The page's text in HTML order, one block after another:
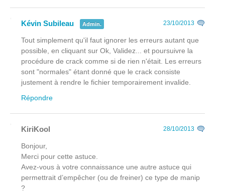
Kévin Subileau Admin. 23/10/2013
Tout simplement qu'il faut ignorer les erreurs autant que
possible, en cliquant sur Ok, Validez... et poursuivre la
procédure de crack comme si de rien n'était. Les erreurs
sont "normales" étant donné que le crack consiste
justement à rendre le fichier temporairement invalide.
Répondre
KiriKool 28/10/2013
Bonjour,
Merci pour cette astuce.
Avez-vous à votre connaissance une autre astuce qui
permettrait d’empêcher (ou de freiner) ce type de manip
?